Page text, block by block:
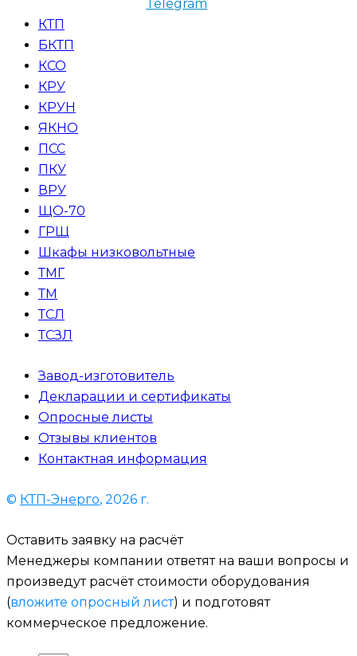
Telegram
КТП
БКТП
КСО
КРУ
КРУН
ЯКНО
ПСС
ПКУ
ВРУ
ЩО-70
ГРЩ
Шкафы низковольтные
ТМГ
ТМ
ТСЛ
ТСЗЛ
Завод-изготовитель
Декларации и сертификаты
Опросные листы
Отзывы клиентов
Контактная информация
© КТП-Энерго, 2026 г.
Оставить заявку на расчёт
Менеджеры компании ответят на ваши вопросы и
произведут расчёт стоимости оборудования
(вложите опросный лист) и подготовят
коммерческое предложение.